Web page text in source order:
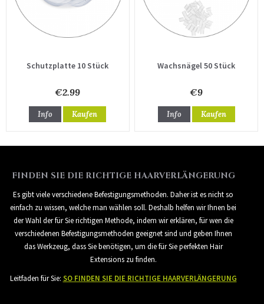
Schutzplatte 10 Stück
€2.99
Info Kaufen
Wachsnägel 50 Stück
€9
Info Kaufen
FINDEN SIE DIE RICHTIGE HAARVERLÄNGERUNG
Es gibt viele verschiedene Befestigungsmethoden. Daher ist es nicht so
einfach zu wissen, welche man wählen soll. Deshalb helfen wir Ihnen bei
der Wahl der für Sie richtigen Methode, indem wir erklären, für wen die
verschiedenen Befestigungsmethoden geeignet sind und geben Ihnen
das Werkzeug, dass Sie benötigen, um die für Sie perfekten Hair
Extensions zu finden.
Leitfaden für Sie: SO FINDEN SIE DIE RICHTIGE HAARVERLÄNGERUNG